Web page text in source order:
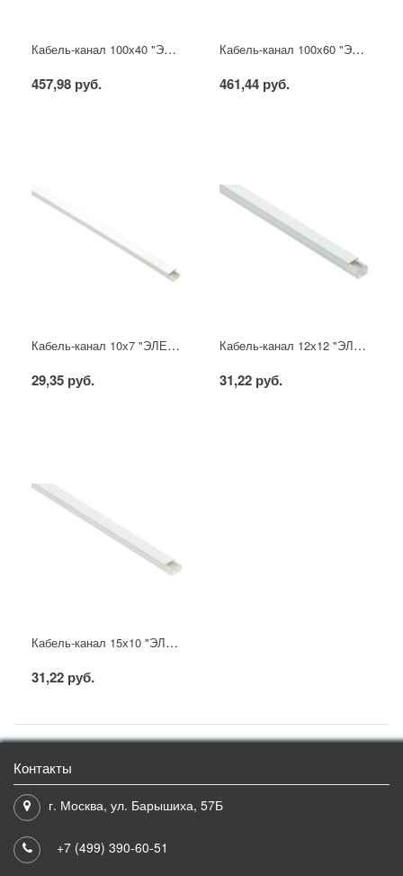
Кабель-канал 100х40 "ЭЛЕКОР" белый (8м) IEK
457,98 руб.
Кабель-канал 100х60 "ЭЛЕКОР" белый (8м) IEK
461,44 руб.
Кабель-канал 10х7 "ЭЛЕКОР" белый (200м) IEK
29,35 руб.
Кабель-канал 12х12 "ЭЛЕКОР" белый (120м) IEK
31,22 руб.
Кабель-канал 15х10 "ЭЛЕКОР" белый (144м) IEK
31,22 руб.
Контакты
г. Москва, ул. Барышиха, 57Б
+7 (499) 390-60-51